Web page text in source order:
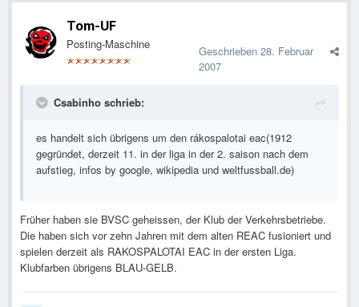
Tom-UF
Posting-Maschine Geschrieben 28. Februar
2007
Csabinho schrieb:
es handelt sich übrigens um den rákospalotai eac(1912
gegründet, derzeit 11. in der liga in der 2. saison nach dem
aufstieg, infos by google, wikipedia und weltfussball.de)
Früher haben sie BVSC geheissen, der Klub der Verkehrsbetriebe.
Die haben sich vor zehn Jahren mit dem alten REAC fusioniert und
spielen derzeit als RAKOSPALOTAI EAC in der ersten Liga.
Klubfarben übrigens BLAU-GELB.